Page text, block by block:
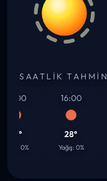
SAATLIK TAHMIN
0%
16:00
28°
Yağış: 0%